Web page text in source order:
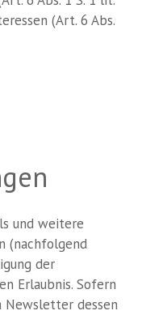
(Art. 6 Abs.
und weitere
(nachfolgend
der
Erlaubnis. Sofern
Newsletter dessen